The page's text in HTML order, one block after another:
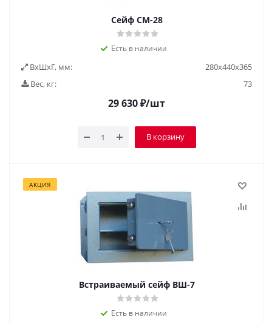
Сейф СМ-28
Есть в наличии
ВxШxГ, мм:
280х440х365
Вес, кг:
73
29 630₽/шт
В корзину
АКЦИЯ
Встраиваемый сейф ВШ-7
Есть в наличии